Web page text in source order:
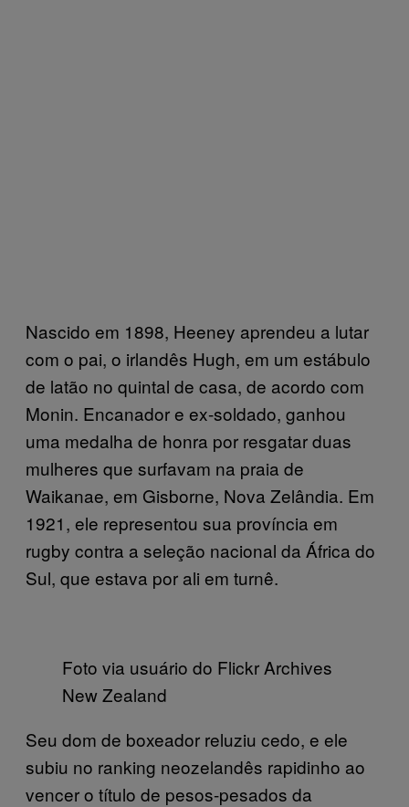
Nascido em 1898, Heeney aprendeu a lutar
com o pai, o irlandês Hugh, em um estábulo
de latão no quintal de casa, de acordo com
Monin. Encanador e ex-soldado, ganhou
uma medalha de honra por resgatar duas
mulheres que surfavam na praia de
Waikanae, em Gisborne, Nova Zelândia. Em
1921, ele representou sua província em
rugby contra a seleção nacional da África do
Sul, que estava por ali em turnê.
Foto via usuário do Flickr Archives
New Zealand
Seu dom de boxeador reluziu cedo, e ele
subiu no ranking neozelandês rapidinho ao
vencer o título de pesos-pesados da